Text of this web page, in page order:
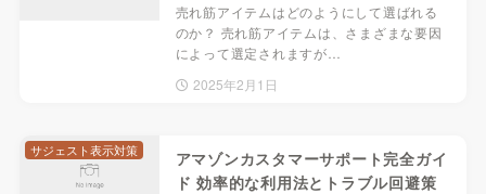
売れ筋アイテムはどのようにして選ばれる
のか？ 売れ筋アイテムは、さまざまな要因
によって選定されますが…
2025年2月1日
アマゾンカスタマーサポート完全ガイ
ド 効率的な利用法とトラブル回避策
サジェスト表示対策